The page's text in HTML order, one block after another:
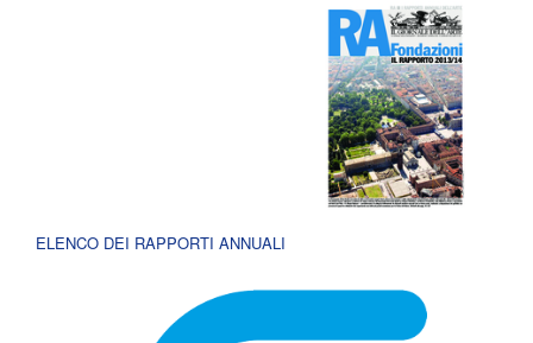
ELENCO DEI RAPPORTI ANNUALI